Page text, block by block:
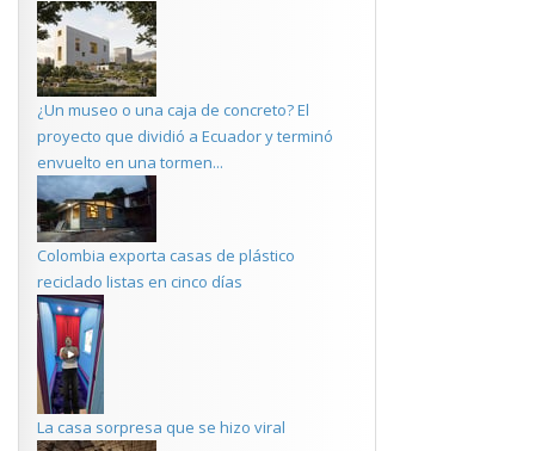
¿Un museo o una caja de concreto? El
proyecto que dividió a Ecuador y terminó
envuelto en una tormen...
Colombia exporta casas de plástico
reciclado listas en cinco días
La casa sorpresa que se hizo viral